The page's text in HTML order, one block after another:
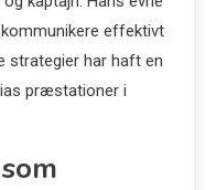
effektivt
strategier har haft en
præstationer i